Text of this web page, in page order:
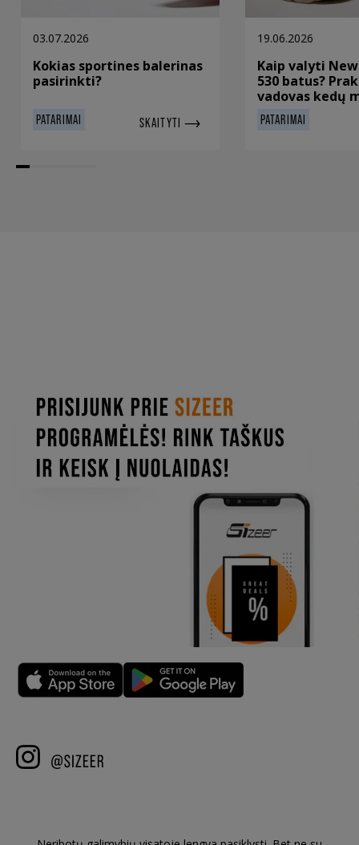
03.07.2026
Kokias sportines balerinas
pasirinkti?
PATARIMAI SKAITYTI
19.06.2026
Kaip valyti
530 batus?
vadovas kedų
PATARIMAI